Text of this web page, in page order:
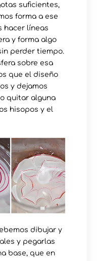
suficientes,
forma a ese
hacer líneas
y forma algo
perder tiempo.
sobre esa
que el diseño
y dejamos
quitar alguna
hisopos y el
dibujar y
y pegarlas
base, que en